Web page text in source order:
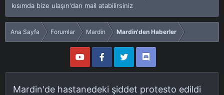
kısımda bize ulaşın'dan mail atabilirsiniz
Ana Sayfa Forumlar Mardin Mardin'den Haberler
Mardin'de hastanedeki şiddet protesto edildi